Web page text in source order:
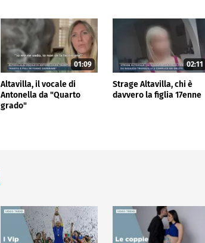
01:09
Altavilla, il vocale di
Antonella da "Quarto
grado"
02:11
Strage Altavilla, chi è
davvero la figlia 17enne